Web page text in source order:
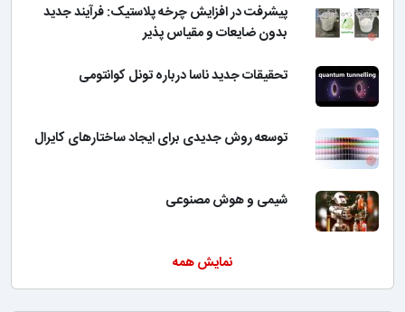
پیشرفت در افزایش چرخه پلاستیک: فرآیند جدید
بدون ضایعات و مقیاس پذیر
تحقیقات جدید ناسا درباره تونل کوانتومی
توسعه روش جدیدی برای ایجاد ساختارهای کایرال
شیمی و هوش مصنوعی
نمایش همه